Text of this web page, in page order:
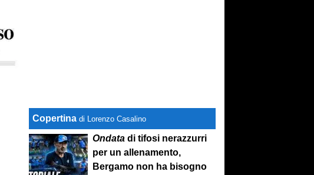
Copertina di Lorenzo Casalino
Ondata di tifosi nerazzurri
per un allenamento,
Bergamo non ha bisogno